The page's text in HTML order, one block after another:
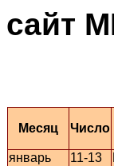
сайт
Месяц Число
январь 11-13